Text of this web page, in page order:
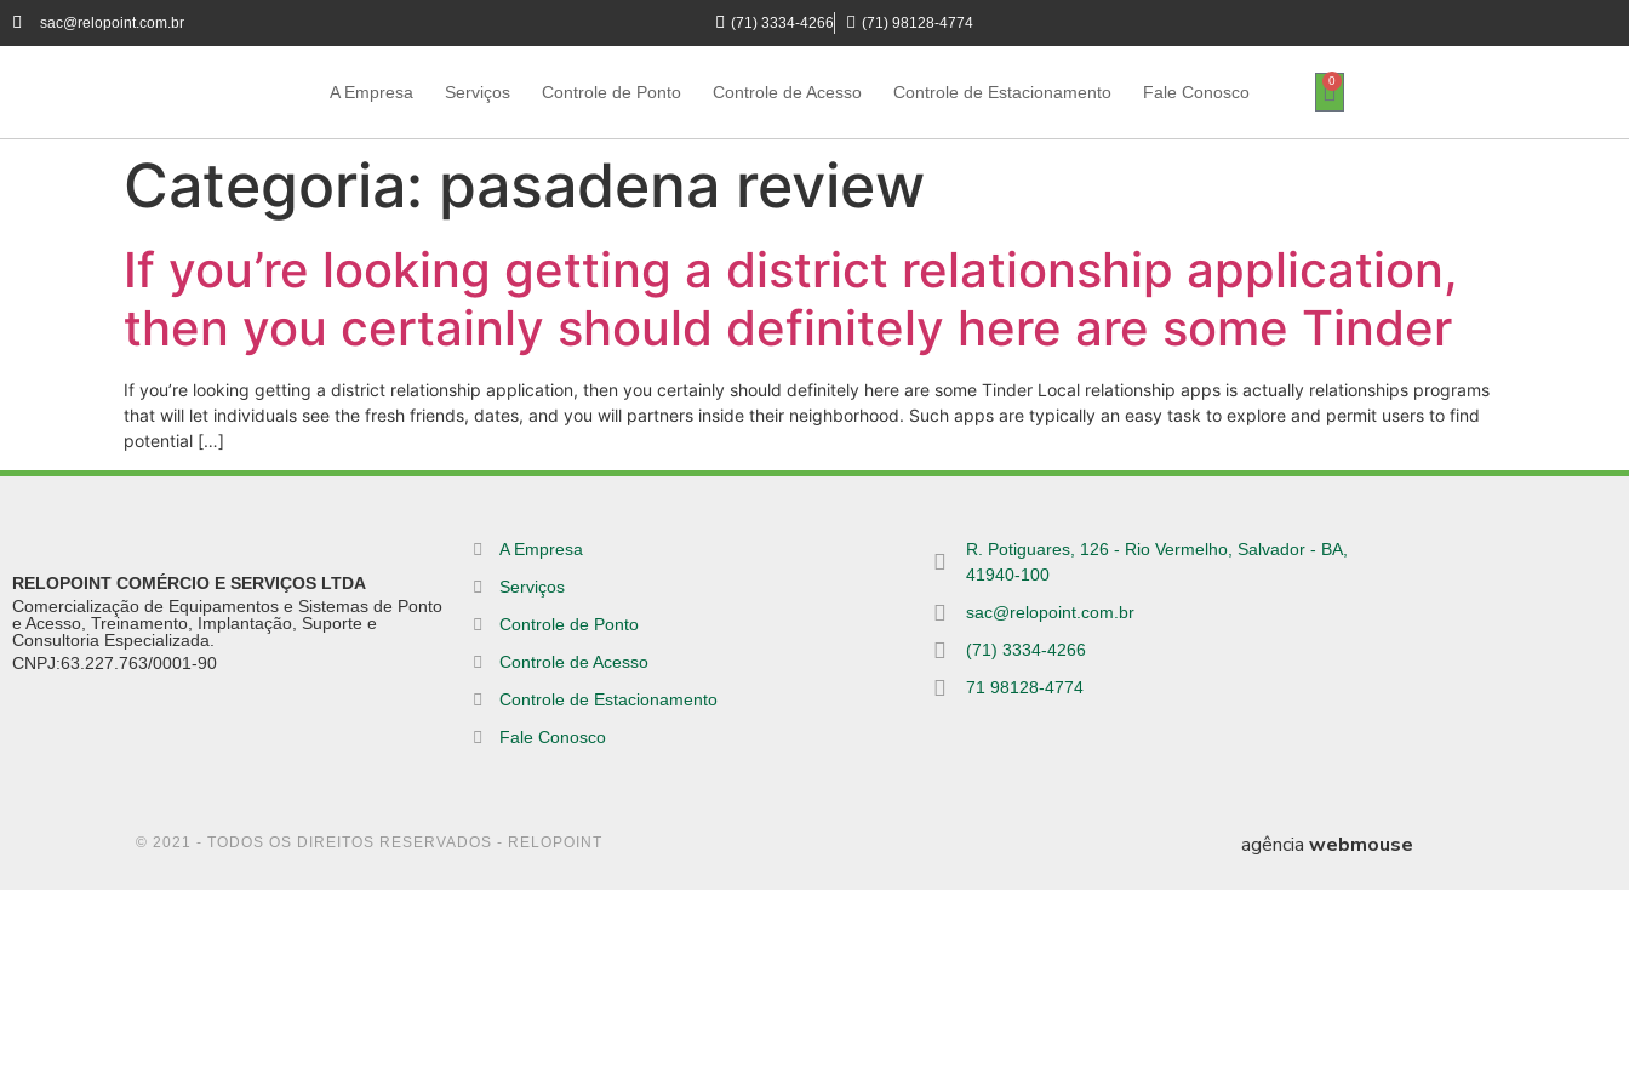
sac@relopoint.com.br (71) 3334-4266 (71) 98128-4774
A Empresa Serviços Controle de Ponto Controle de Acesso Controle de Estacionamento Fale Conosco
0
Categoria: pasadena review
If you’re looking getting a district relationship application,
then you certainly should definitely here are some Tinder
If you’re looking getting a district relationship application, then you certainly should definitely here are some Tinder Local relationship apps is actually relationships programs
that will let individuals see the fresh friends, dates, and you will partners inside their neighborhood. Such apps are typically an easy task to explore and permit users to find
potential […]
RELOPOINT COMÉRCIO E SERVIÇOS LTDA
Comercialização de Equipamentos e Sistemas de Ponto
e Acesso, Treinamento, Implantação, Suporte e
Consultoria Especializada.
CNPJ:63.227.763/0001-90
A Empresa
Serviços
Controle de Ponto
Controle de Acesso
Controle de Estacionamento
Fale Conosco
R. Potiguares, 126 - Rio Vermelho, Salvador - BA,
41940-100
sac@relopoint.com.br
(71) 3334-4266
71 98128-4774
© 2021 - TODOS OS DIREITOS RESERVADOS - RELOPOINT agência webmouse